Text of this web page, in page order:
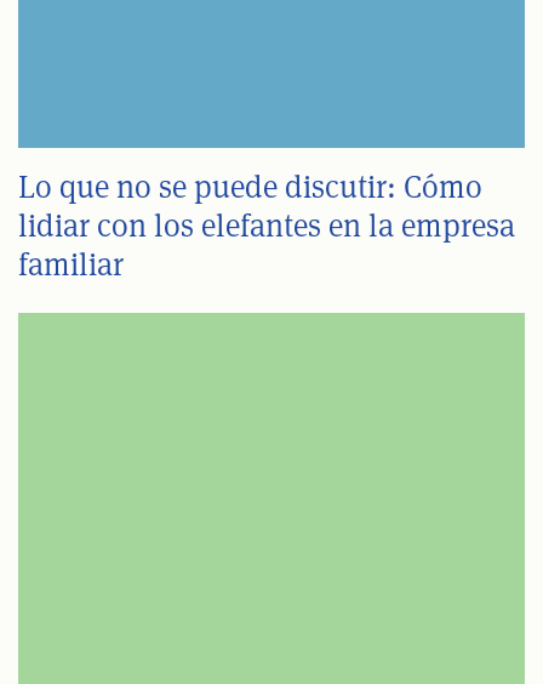
Lo que no se puede discutir: Cómo
lidiar con los elefantes en la empresa
familiar